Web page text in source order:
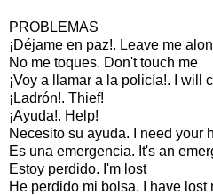
PROBLEMAS
¡Déjame en paz!. Leave me
No me toques. Don't touch me
¡Voy a llamar a la policía!. I will
¡Ladrón!. Thief!
¡Ayuda!. Help!
Necesito su ayuda. I need your
Es una emergencia. It's an
Estoy perdido. I'm lost
He perdido mi bolsa. I have lost